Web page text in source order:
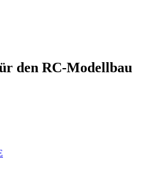
den RC-Modellbau